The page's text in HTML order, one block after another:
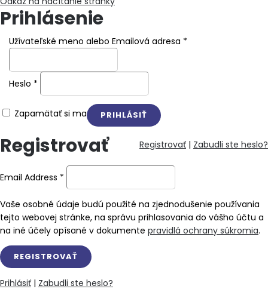
Prihlásenie
Užívateľské meno alebo Emailová adresa *
Heslo *
Zapamätať si ma
Registrovať | Zabudli ste heslo?
Registrovať
Email Address *
Vaše osobné údaje budú použité na zjednodušenie používania
tejto webovej stránke, na správu prihlasovania do vášho účtu a
na iné účely opísané v dokumente pravidlá ochrany súkromia.
Prihlásiť | Zabudli ste heslo?